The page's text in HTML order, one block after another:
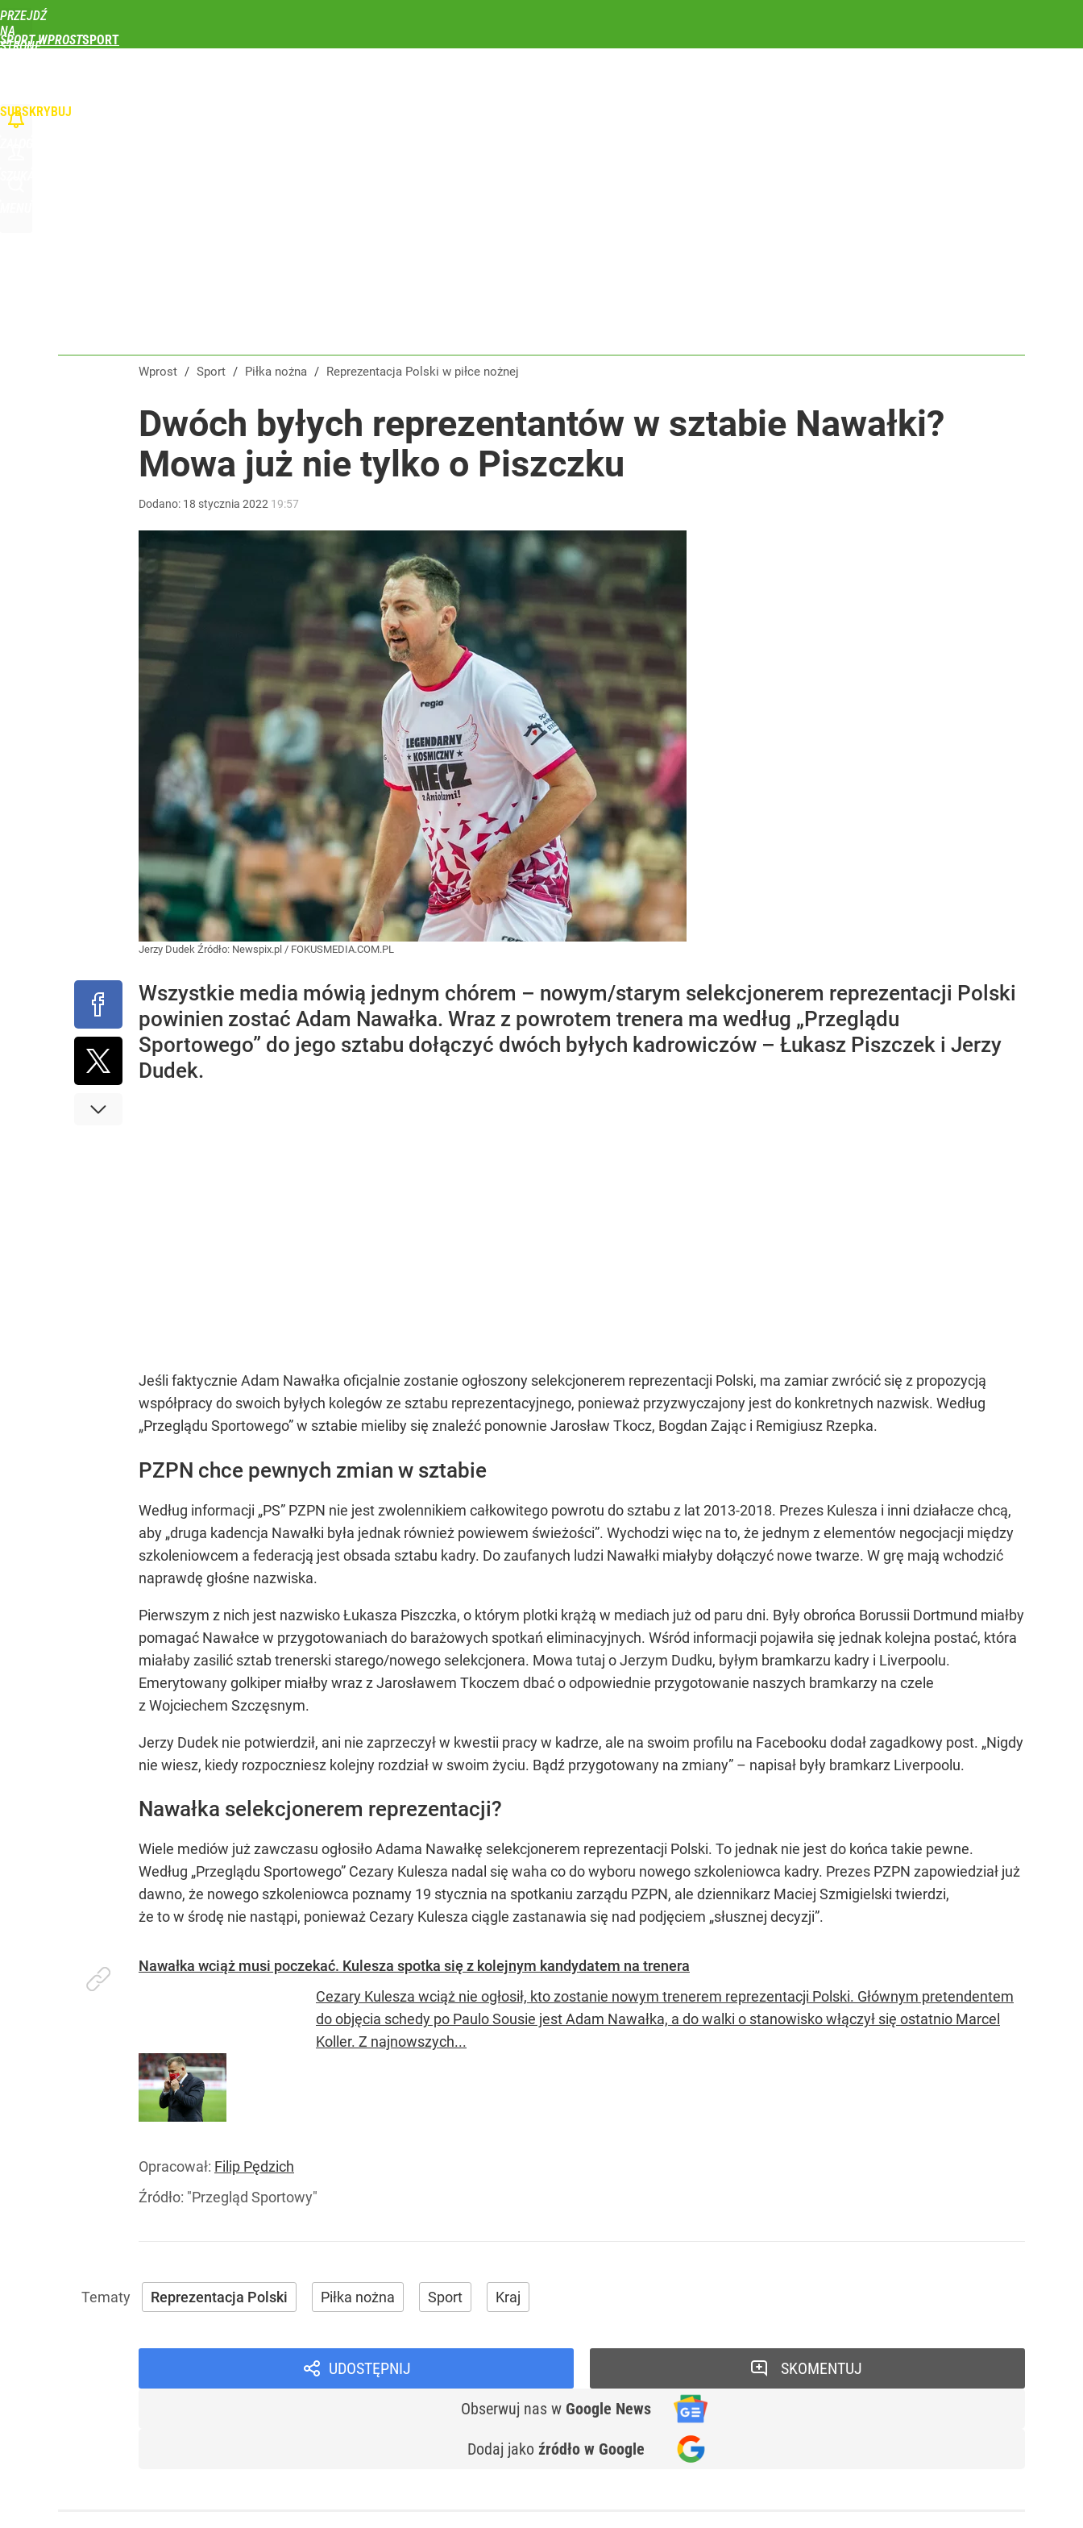
PRZEJDŹ
NA
STRONĘ
SPORT WPROST
SUBSKRYBUJ
Iga Świątek zwróciła się do kibiców z Polski. Będzie potrzebować pomocy
Iga Świątek została oficjalnie przeproszona. „Za gorszące epitety”
Wrze po roku Nawrockiego. „Największa hańba” kontra „Cała Europa nam go zazdrości”
Wprost / Sport / Piłka nożna / Reprezentacja Polski w piłce nożnej
Dwóch byłych reprezentantów w sztabie Nawałki?
Mowa już nie tylko o Piszczku
Dodano: 18 stycznia 2022 19:57
Jerzy Dudek Źródło: Newspix.pl / FOKUSMEDIA.COM.PL
Wszystkie media mówią jednym chórem – nowym/starym selekcjonerem reprezentacji Polski
powinien zostać Adam Nawałka. Wraz z powrotem trenera ma według „Przeglądu
Sportowego” do jego sztabu dołączyć dwóch byłych kadrowiczów – Łukasz Piszczek i Jerzy
Dudek.
Jeśli faktycznie Adam Nawałka oficjalnie zostanie ogłoszony selekcjonerem reprezentacji Polski, ma zamiar zwrócić się z propozycją
współpracy do swoich byłych kolegów ze sztabu reprezentacyjnego, ponieważ przyzwyczajony jest do konkretnych nazwisk. Według
„Przeglądu Sportowego” w sztabie mieliby się znaleźć ponownie Jarosław Tkocz, Bogdan Zając i Remigiusz Rzepka.
PZPN chce pewnych zmian w sztabie
Według informacji „PS” PZPN nie jest zwolennikiem całkowitego powrotu do sztabu z lat 2013-2018. Prezes Kulesza i inni działacze chcą,
aby „druga kadencja Nawałki była jednak również powiewem świeżości”. Wychodzi więc na to, że jednym z elementów negocjacji między
szkoleniowcem a federacją jest obsada sztabu kadry. Do zaufanych ludzi Nawałki miałyby dołączyć nowe twarze. W grę mają wchodzić
naprawdę głośne nazwiska.
Pierwszym z nich jest nazwisko Łukasza Piszczka, o którym plotki krążą w mediach już od paru dni. Były obrońca Borussii Dortmund miałby
pomagać Nawałce w przygotowaniach do barażowych spotkań eliminacyjnych. Wśród informacji pojawiła się jednak kolejna postać, która
miałaby zasilić sztab trenerski starego/nowego selekcjonera. Mowa tutaj o Jerzym Dudku, byłym bramkarzu kadry i Liverpoolu.
Emerytowany golkiper miałby wraz z Jarosławem Tkoczem dbać o odpowiednie przygotowanie naszych bramkarzy na czele
z Wojciechem Szczęsnym.
Jerzy Dudek nie potwierdził, ani nie zaprzeczył w kwestii pracy w kadrze, ale na swoim profilu na Facebooku dodał zagadkowy post. „Nigdy
nie wiesz, kiedy rozpoczniesz kolejny rozdział w swoim życiu. Bądź przygotowany na zmiany” – napisał były bramkarz Liverpoolu.
Nawałka selekcjonerem reprezentacji?
Wiele mediów już zawczasu ogłosiło Adama Nawałkę selekcjonerem reprezentacji Polski. To jednak nie jest do końca takie pewne.
Według „Przeglądu Sportowego” Cezary Kulesza nadal się waha co do wyboru nowego szkoleniowca kadry. Prezes PZPN zapowiedział już
dawno, że nowego szkoleniowca poznamy 19 stycznia na spotkaniu zarządu PZPN, ale dziennikarz Maciej Szmigielski twierdzi,
że to w środę nie nastąpi, ponieważ Cezary Kulesza ciągle zastanawia się nad podjęciem „słusznej decyzji”.
Nawałka wciąż musi poczekać. Kulesza spotka się z kolejnym kandydatem na trenera
Cezary Kulesza wciąż nie ogłosił, kto zostanie nowym trenerem reprezentacji Polski. Głównym pretendentem
do objęcia schedy po Paulo Sousie jest Adam Nawałka, a do walki o stanowisko włączył się ostatnio Marcel
Koller. Z najnowszych...
Opracował: Filip Pędzich
Źródło: "Przegląd Sportowy"
Reprezentacja Polski Piłka nożna Sport Kraj
UDOSTĘPNIJ
Obserwuj nas w Google News
Dodaj jako źródło w Google
SKOMENTUJ